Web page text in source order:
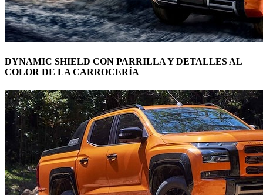
DYNAMIC SHIELD CON PARRILLA Y DETALLES AL
COLOR DE LA CARROCERÍA